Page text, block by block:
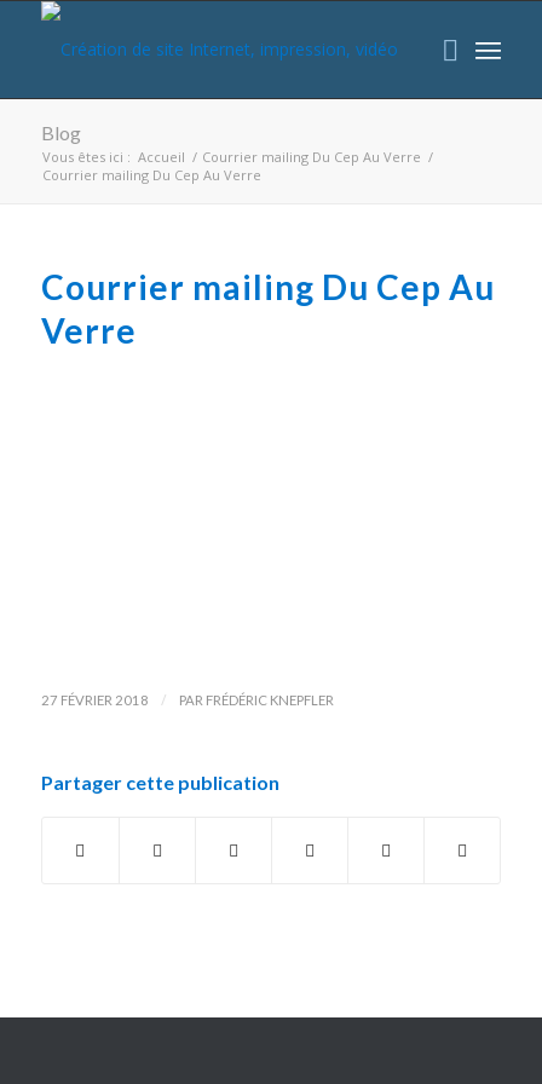
Blog
Vous êtes ici : Accueil / Courrier mailing Du Cep Au Verre /
Courrier mailing Du Cep Au Verre
Courrier mailing Du Cep Au
Verre
27 FÉVRIER 2018 / PAR FRÉDÉRIC KNEPFLER
Partager cette publication